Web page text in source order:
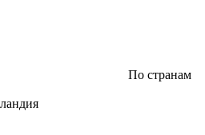
По странам